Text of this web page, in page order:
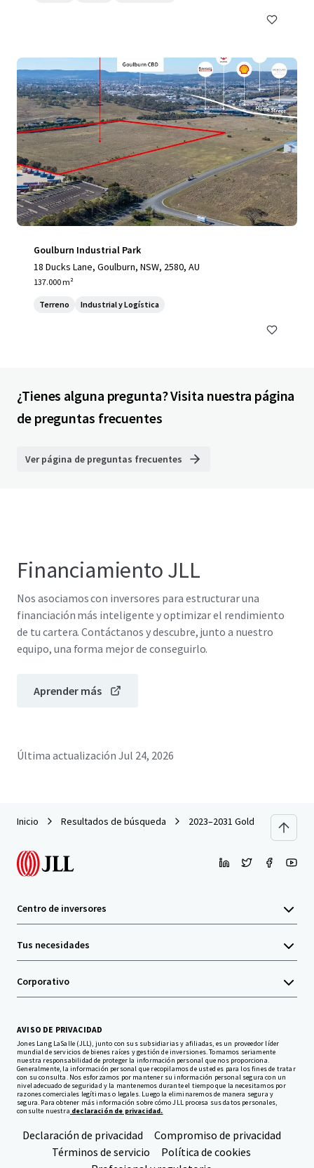
Goulburn Industrial Park
18 Ducks Lane, Goulburn, NSW, 2580, AU
137.000 m²
Terreno Industrial y Logística
¿Tienes alguna pregunta? Visita nuestra página
de preguntas frecuentes
Ver página de preguntas frecuentes
Financiamiento JLL
Nos asociamos con inversores para estructurar una
financiación más inteligente y optimizar el rendimiento
de tu cartera. Contáctanos y descubre, junto a nuestro
equipo, una forma mejor de conseguirlo.
Aprender más
Última actualización Jul 24, 2026
Inicio Resultados de búsqueda 2023–2031 Gold Coast
Centro de inversores
Tus necesidades
Corporativo
AVISO DE PRIVACIDAD
Jones Lang LaSalle (JLL), junto con sus subsidiarias y afiliadas, es un proveedor líder
mundial de servicios de bienes raíces y gestión de inversiones. Tomamos seriamente
nuestra responsabilidad de proteger la información personal que nos proporciona.
Generalmente, la información personal que recopilamos de usted es para los fines de tratar
con su consulta. Nos esforzamos por mantener su información personal segura con un
nivel adecuado de seguridad y la mantenemos durante el tiempo que la necesitamos por
razones comerciales legítimas o legales. Luego la eliminaremos de manera segura y
segura. Para obtener más información sobre cómo JLL procesa sus datos personales,
consulte nuestra declaración de privacidad.
Declaración de privacidad
Compromiso de privacidad
Términos de servicio
Política de cookies